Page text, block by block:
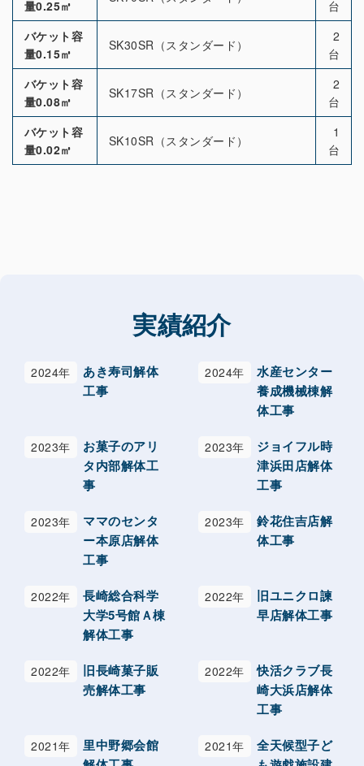
量0.25㎥
台
バケット容
量0.15㎥
SK30SR（スタンダード）
2
台
バケット容
量0.08㎥
SK17SR（スタンダード）
2
台
バケット容
量0.02㎥
SK10SR（スタンダード）
1
台
実績紹介
2024年
あき寿司解体
工事
2024年
水産センター
養成機械棟解
体工事
2023年
お菓子のアリ
タ内部解体工
事
2023年
ジョイフル時
津浜田店解体
工事
2023年
ママのセンタ
ー本原店解体
工事
2023年
鈴花住吉店解
体工事
2022年
長崎総合科学
大学5号館Ａ棟
解体工事
2022年
旧ユニクロ諫
早店解体工事
2022年
旧長崎菓子販
売解体工事
2022年
快活クラブ長
崎大浜店解体
工事
2021年
里中野郷会館
2021年
全天候型子ど